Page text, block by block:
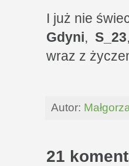
I już nie
Gdyni, S_23,
wraz z
Autor:
21